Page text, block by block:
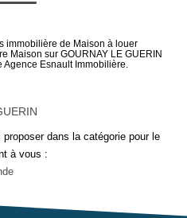
AGENCE
immobilière de Maison à louer
Maison sur GOURNAY LE GUERIN
Esnault Immobilière.
dans la catégorie pour le
à vous :